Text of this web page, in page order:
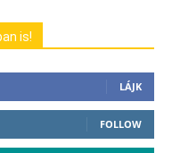
is!
LÁJK
FOLLOW